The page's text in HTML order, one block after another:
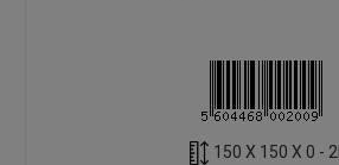
150 X 150 X 0 - 2L